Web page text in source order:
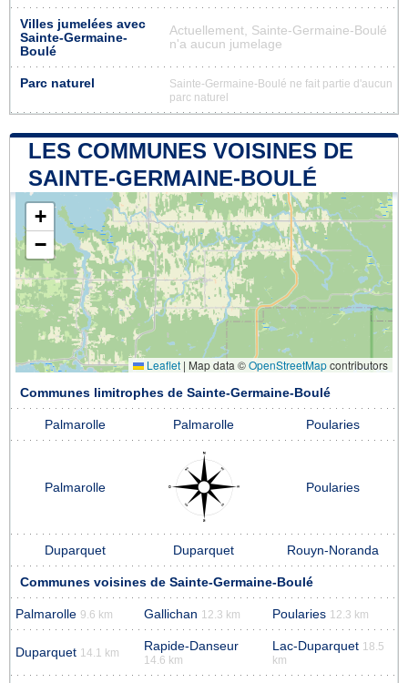
Villes jumelées avec
Sainte-Germaine-
Boulé
Actuellement, Sainte-Germaine-Boulé
n'a aucun jumelage
Parc naturel
Sainte-Germaine-Boulé ne fait partie d'aucun
parc naturel
LES COMMUNES VOISINES DE
SAINTE-GERMAINE-BOULÉ
+
−
Leaflet | Map data ©OpenStreetMapcontributors
Communes limitrophes de Sainte-Germaine-Boulé
Palmarolle Palmarolle Poularies
Palmarolle Poularies
Duparquet Duparquet Rouyn-Noranda
Communes voisines de Sainte-Germaine-Boulé
Palmarolle 9.6 km Gallichan 12.3 km Poularies 12.3 km
Duparquet 14.1 km Rapide-Danseur
14.6 km
Lac-Duparquet 18.5
km